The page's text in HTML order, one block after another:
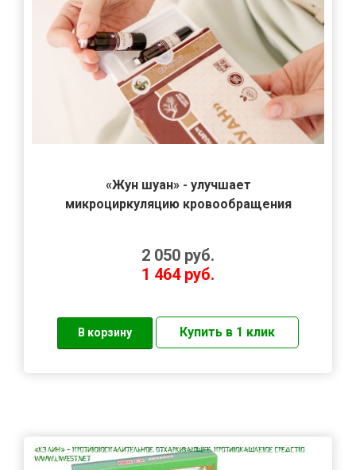
«Жун шуан» - улучшает
микроциркуляцию кровообращения
2 050 руб.
1 464 руб.